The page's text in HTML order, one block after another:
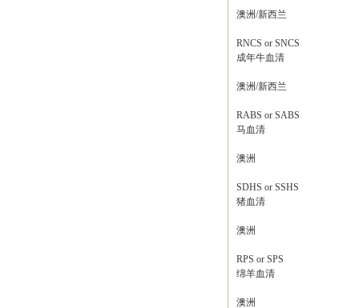
澳洲/新西兰
RNCS or SNCS
成年牛血清
澳洲/新西兰
RABS or SABS
马血清
澳洲
SDHS or SSHS
猪血清
澳洲
RPS or SPS
绵羊血清
澳洲